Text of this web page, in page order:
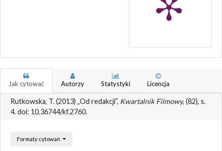
Jak cytować Autorzy Statystyki Licencja
Rutkowska, T. (2013) „Od redakcji”, Kwartalnik Filmowy, (82), s.
4. doi: 10.36744/kf.2760.
Formaty cytowań